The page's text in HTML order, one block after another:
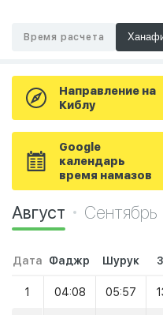
Время расчета
Направление на
Киблу
Google
календарь
время намазов
Август Сентябрь
Дата Фаджр Шурук
1 04:08 05:57